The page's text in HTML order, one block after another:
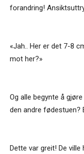
forandring!
«Jah.. Her er det 7-8
mot her?»
Og alle begynte å
den andre fødestuen?
Dette var greit! De ville